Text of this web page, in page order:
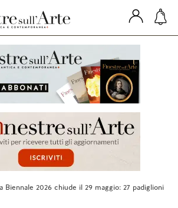
Biennale 2026 chiude il 29 maggio: 27 padiglioni